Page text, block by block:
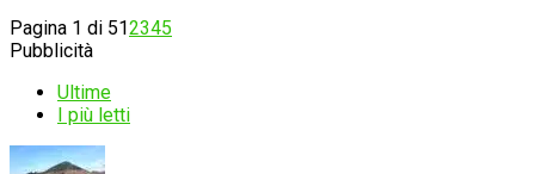
Pagina 1 di 512345
Pubblicità
Ultime
I più letti